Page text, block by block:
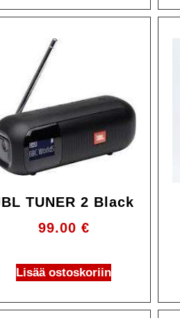
TUNER 2 Black
99.00 €
Lisää ostoskoriin